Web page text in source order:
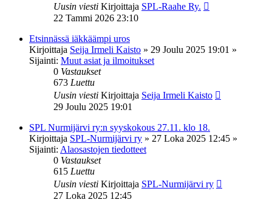
Uusin viesti Kirjoittaja SPL-Raahe Ry.
22 Tammi 2026 23:10
Etsinnässä iäkkäämpi uros
Kirjoittaja Seija Irmeli Kaisto » 29 Joulu 2025 19:01 »
Sijainti: Muut asiat ja ilmoitukset
0 Vastaukset
673 Luettu
Uusin viesti Kirjoittaja Seija Irmeli Kaisto
29 Joulu 2025 19:01
SPL Nurmijärvi ry:n syyskokous 27.11. klo 18.
Kirjoittaja SPL-Nurmijärvi ry » 27 Loka 2025 12:45 »
Sijainti: Alaosastojen tiedotteet
0 Vastaukset
615 Luettu
Uusin viesti Kirjoittaja SPL-Nurmijärvi ry
27 Loka 2025 12:45